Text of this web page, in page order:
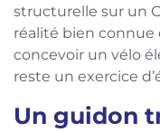
structurelle sur un
réalité bien connue
concevoir un vélo
reste un exercice
Un guidon